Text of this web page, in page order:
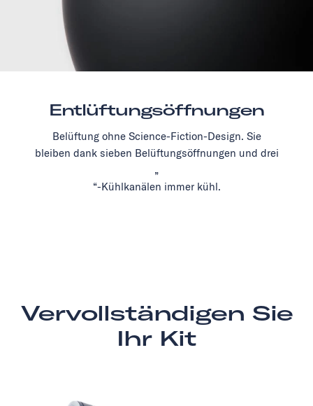
Entlüftungsöffnungen
Belüftung ohne Science-Fiction-Design. Sie
bleiben dank sieben Belüftungsöffnungen und drei
„
“-Kühlkanälen immer kühl.
Vervollständigen Sie
Ihr Kit